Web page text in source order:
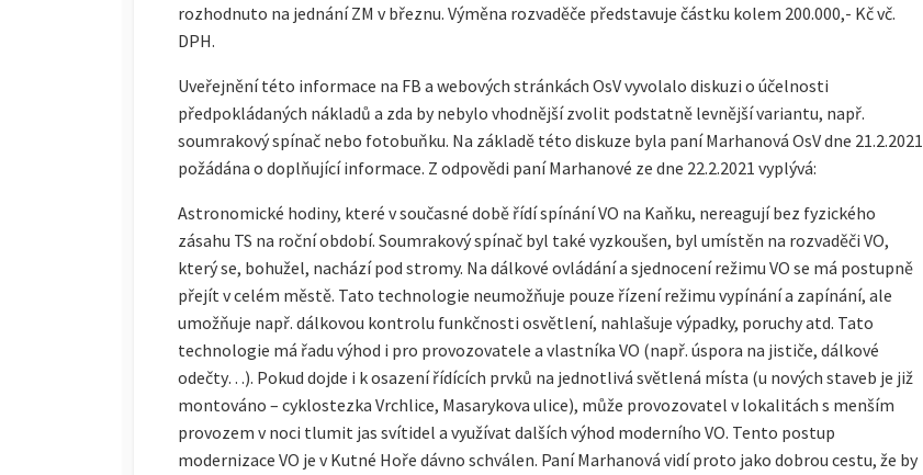
rozhodnuto na jednání ZM v březnu. Výměna rozvaděče představuje částku kolem 200.000,- Kč vč.
DPH.
Uveřejnění této informace na FB a webových stránkách OsV vyvolalo diskuzi o účelnosti
předpokládaných nákladů a zda by nebylo vhodnější zvolit podstatně levnější variantu, např.
soumrakový spínač nebo fotobuňku. Na základě této diskuze byla paní Marhanová OsV dne 21.2.2021
požádána o doplňující informace. Z odpovědi paní Marhanové ze dne 22.2.2021 vyplývá:
Astronomické hodiny, které v současné době řídí spínání VO na Kaňku, nereagují bez fyzického
zásahu TS na roční období. Soumrakový spínač byl také vyzkoušen, byl umístěn na rozvaděči VO,
který se, bohužel, nachází pod stromy. Na dálkové ovládání a sjednocení režimu VO se má postupně
přejít v celém městě. Tato technologie neumožňuje pouze řízení režimu vypínání a zapínání, ale
umožňuje např. dálkovou kontrolu funkčnosti osvětlení, nahlašuje výpadky, poruchy atd. Tato
technologie má řadu výhod i pro provozovatele a vlastníka VO (např. úspora na jističe, dálkové
odečty…). Pokud dojde i k osazení řídících prvků na jednotlivá světlená místa (u nových staveb je již
montováno – cyklostezka Vrchlice, Masarykova ulice), může provozovatel v lokalitách s menším
provozem v noci tlumit jas svítidel a využívat dalších výhod moderního VO. Tento postup
modernizace VO je v Kutné Hoře dávno schválen. Paní Marhanová vidí proto jako dobrou cestu, že by